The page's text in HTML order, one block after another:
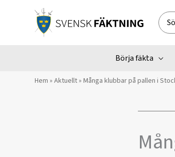
for:
Börja fäkta
Hem » Aktuellt» Många klubbar på pallen i